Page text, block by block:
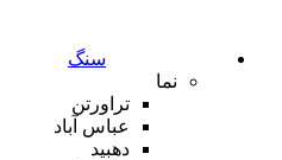
سنگ
نما
تراورتن
عباس آباد
دهبید